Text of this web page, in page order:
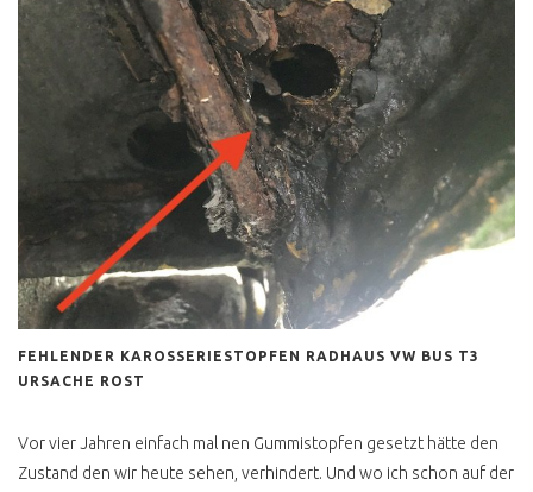
FEHLENDER KAROSSERIESTOPFEN RADHAUS VW BUS T3
URSACHE ROST
Vor vier Jahren einfach mal nen Gummistopfen gesetzt hätte den
Zustand den wir heute sehen, verhindert. Und wo ich schon auf der